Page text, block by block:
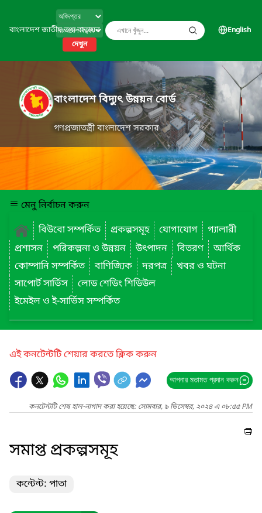
বাংলাদেশ জাতীয় তথ্য বাতায়ন
দেখুন
English
বাংলাদেশ বিদ্যুৎ উন্নয়ন বোর্ড
গণপ্রজাতন্ত্রী বাংলাদেশ সরকার
মেনু নির্বাচন করুন
বিউবো সম্পর্কিত
প্রকল্পসমূহ যোগাযোগ
গ্যালারী
প্রশাসন
পরিকল্পনা ও উন্নয়ন উৎপাদন বিতরণ
আর্থিক
কোম্পানি সম্পর্কিত
বাণিজ্যিক দরপত্র
খবর ও ঘটনা
সাপোর্ট সার্ভিস
লোড শেডিং শিডিউল
ইমেইল ও ই-সার্ভিস সম্পর্কিত
এই কনটেন্টটি শেয়ার করতে ক্লিক করুন
আপনার মতামত প্রদান করুন
কনটেন্টটি শেষ হাল-নাগাদ করা হয়েছে: সোমবার, ৯ ডিসেম্বর, ২০২৪ এ ০৮:৫৫ PM
সমাপ্ত প্রকল্পসমূহ
কন্টেন্ট: পাতা